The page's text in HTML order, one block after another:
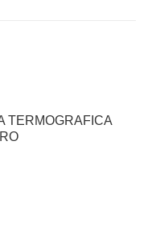
TERMOGRAFICA